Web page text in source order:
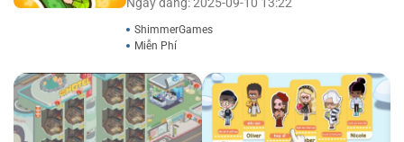
ShimmerGames
Miễn Phí